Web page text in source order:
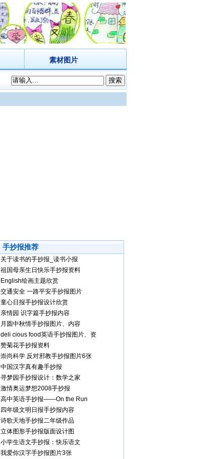
素材图片
手抄报推荐
关于读书的手抄报_读书小报
祖国母亲生日快乐手抄报资料
English绘画主题欣赏
交通安全 一路平安手抄报图片
童心日报手抄报设计欣赏
亲情园 识字篇手抄报内容
月圆中秋情手抄报图片、内容
deli cious food英语手抄报图片、资
赞菊花手抄报资料
崇尚科学 反对邪教手抄报图片6张
中国汉字真有趣手抄报
寻梦园手抄报设计：数学之家
激情奥运梦想2008手抄报
高中英语手抄报——On the Run
四年级文明日报手抄报内容
诗歌天地手抄报二年级作品
立体图形手抄报版面设计图
小学生语文手抄报：快乐语文
我爱你汉字手抄报图片3张